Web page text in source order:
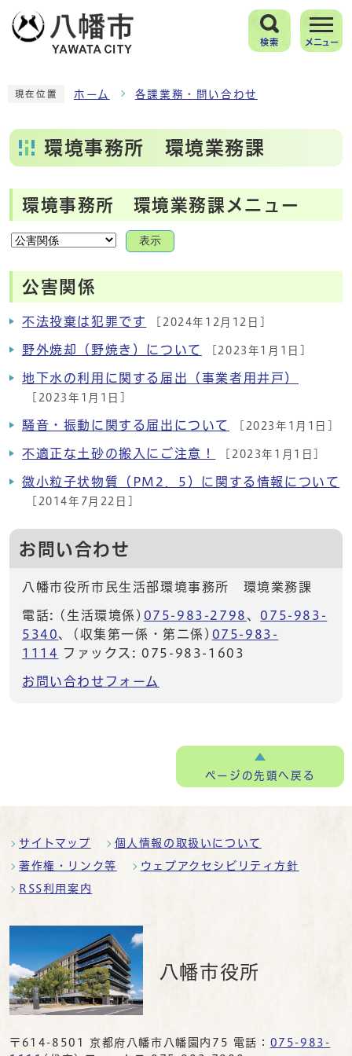
検索 メニュー
現在位置 ホーム 各課業務・問い合わせ
環境事務所 環境業務課
環境事務所 環境業務課メニュー
表示
公害関係
不法投棄は犯罪です [2024年12月12日]
野外焼却（野焼き）について [2023年1月1日]
地下水の利用に関する届出（事業者用井戸）
[2023年1月1日]
騒音・振動に関する届出について [2023年1月1日]
不適正な土砂の搬入にご注意！ [2023年1月1日]
微小粒子状物質（PM2．5）に関する情報について
[2014年7月22日]
お問い合わせ
八幡市役所市民生活部環境事務所 環境業務課
電話: (生活環境係) 075-983-2798 、 075-983-
5340、(収集第一係・第二係) 075-983-
1114 ファックス: 075-983-1603
お問い合わせフォーム
ページの先頭へ戻る
サイトマップ 個人情報の取扱いについて
著作権・リンク等 ウェブアクセシビリティ方針
RSS利用案内
八幡市役所
〒614-8501 京都府八幡市八幡園内75 電話： 075-983-